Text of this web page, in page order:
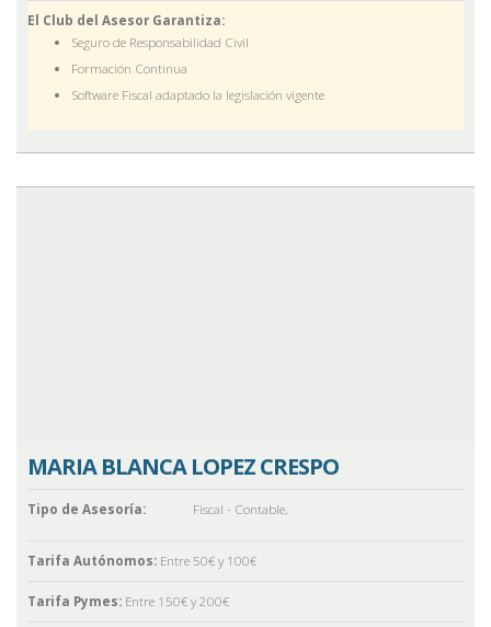
El Club del Asesor Garantiza:
Seguro de Responsabilidad Civil
Formación Continua
Software Fiscal adaptado la legislación vigente
MARIA BLANCA LOPEZ CRESPO
Tipo de Asesoría: Fiscal - Contable,
Tarifa Autónomos: Entre 50€ y 100€
Tarifa Pymes: Entre 150€ y 200€